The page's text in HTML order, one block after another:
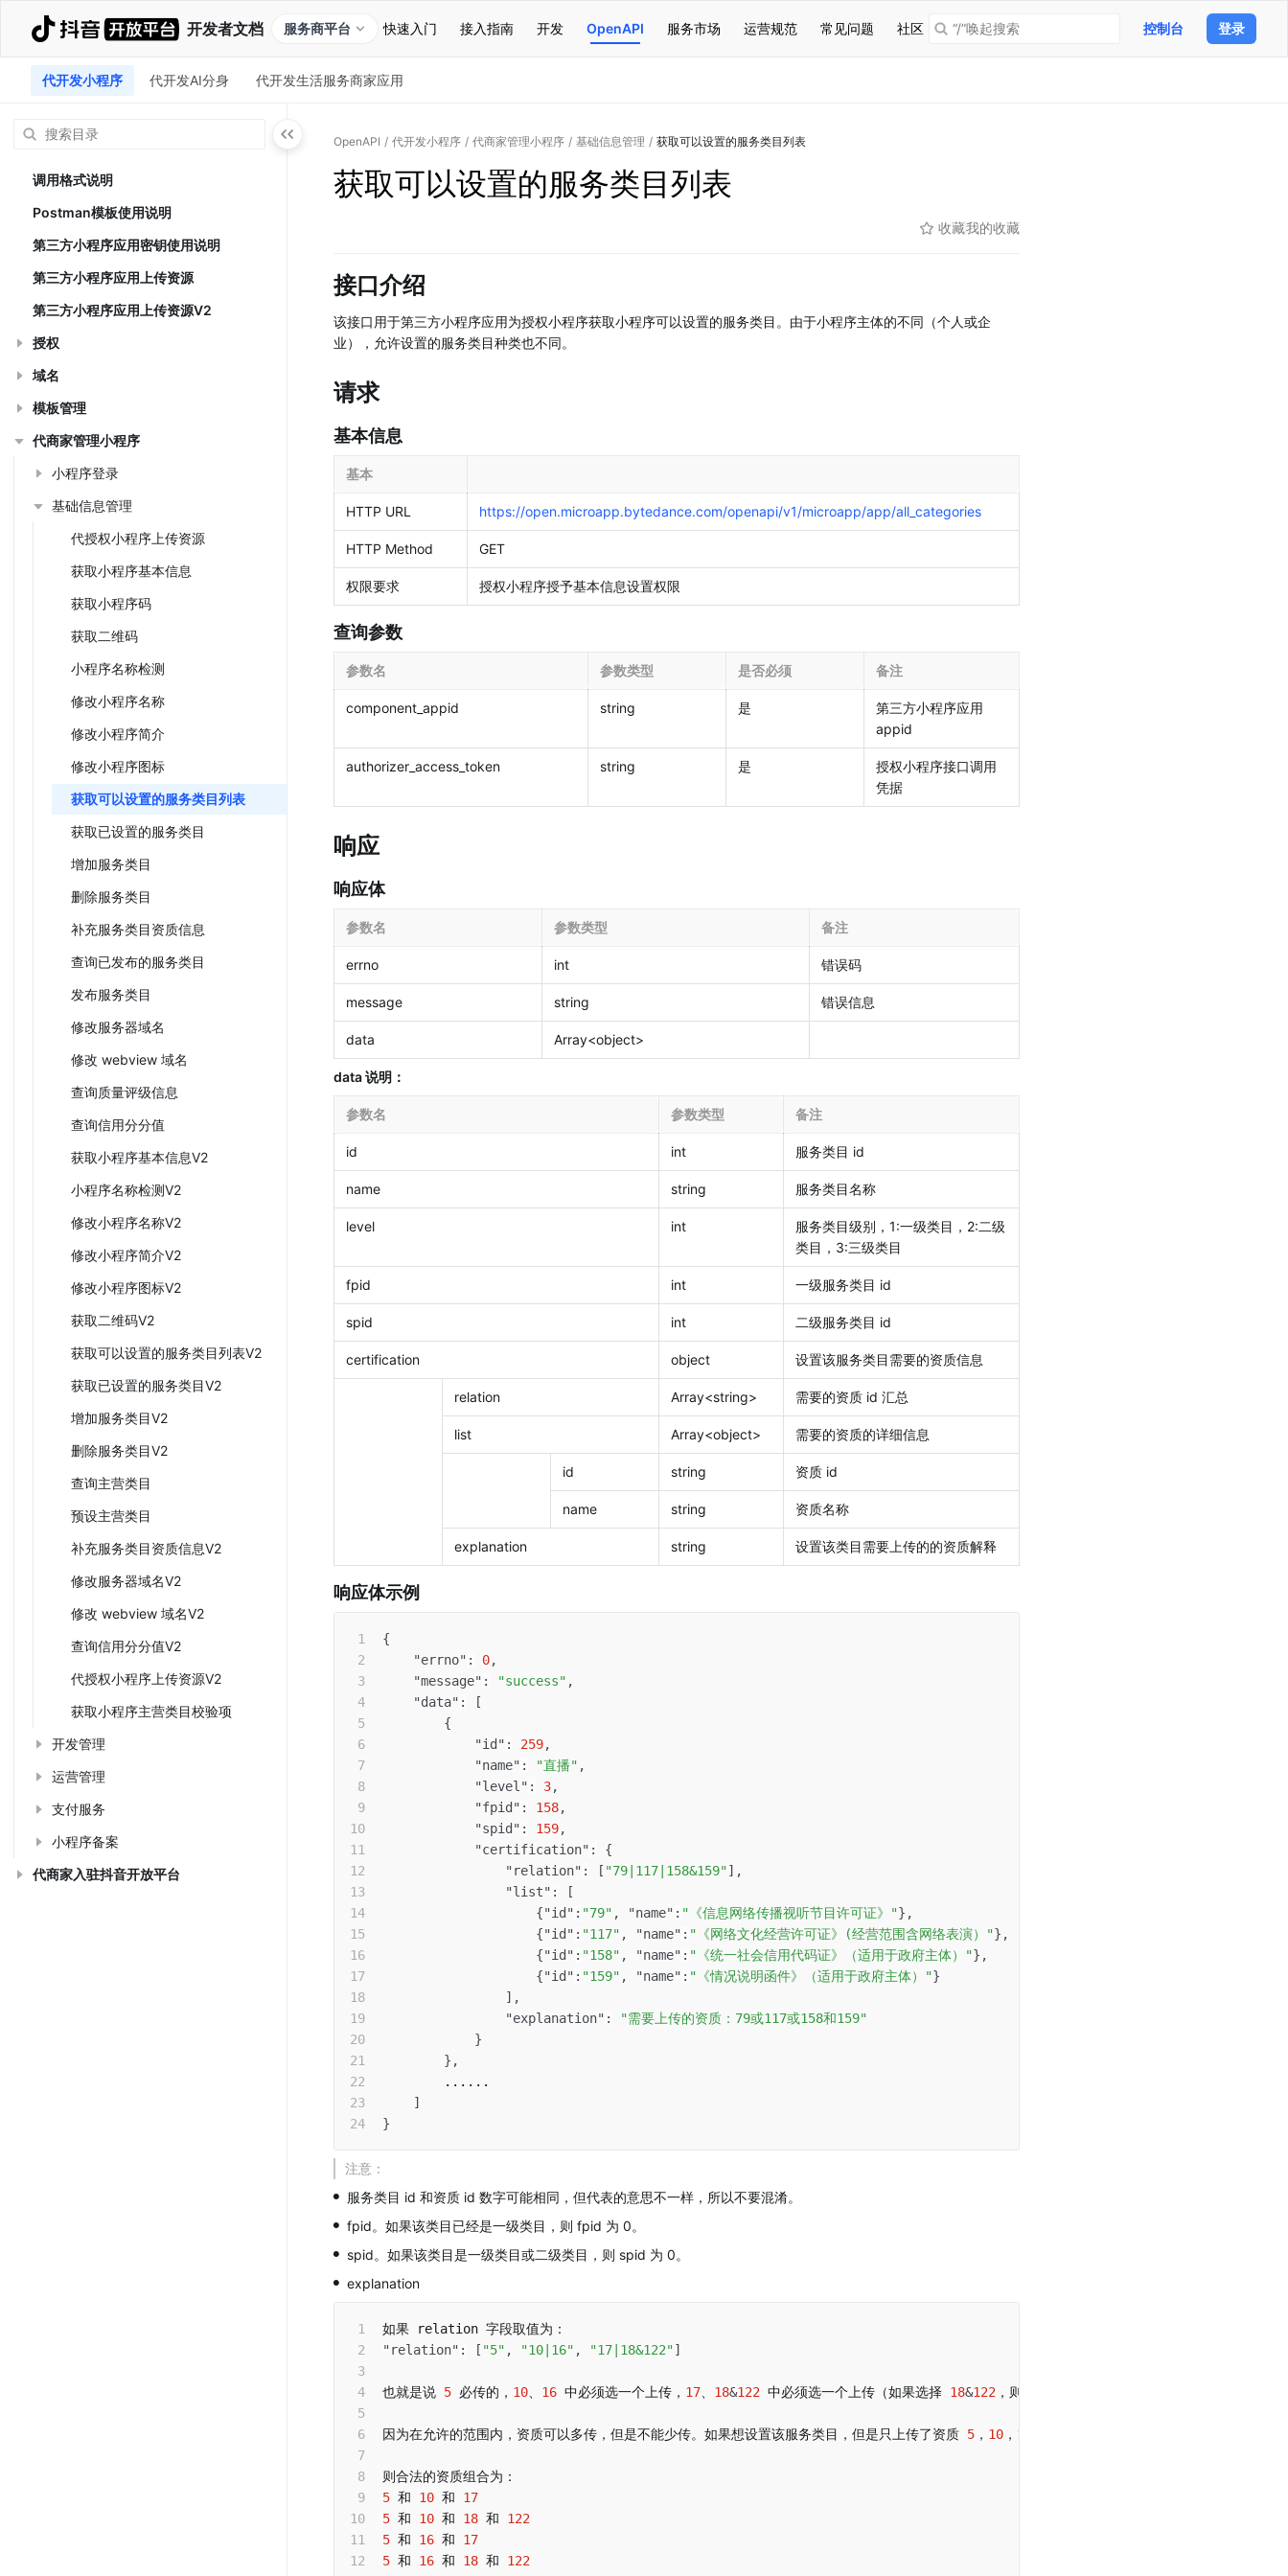
开发者文档 服务商平台 快速入门 接入指南 开发 OpenAPI 服务市场 运营规范 常见问题 社区 “/”唤起搜索 控制台 登录
代开发小程序 代开发AI分身 代开发生活服务商家应用
调用格式说明
Postman模板使用说明
第三方小程序应用密钥使用说明
第三方小程序应用上传资源
第三方小程序应用上传资源V2
授权
域名
模板管理
代商家管理小程序
小程序登录
基础信息管理
代授权小程序上传资源
获取小程序基本信息
获取小程序码
获取二维码
小程序名称检测
修改小程序名称
修改小程序简介
修改小程序图标
获取可以设置的服务类目列表
获取已设置的服务类目
增加服务类目
删除服务类目
补充服务类目资质信息
查询已发布的服务类目
发布服务类目
修改服务器域名
修改 webview 域名
查询质量评级信息
查询信用分分值
获取小程序基本信息V2
小程序名称检测V2
修改小程序名称V2
修改小程序简介V2
修改小程序图标V2
获取二维码V2
获取可以设置的服务类目列表V2
获取已设置的服务类目V2
增加服务类目V2
删除服务类目V2
查询主营类目
预设主营类目
补充服务类目资质信息V2
修改服务器域名V2
修改 webview 域名V2
查询信用分分值V2
代授权小程序上传资源V2
获取小程序主营类目校验项
开发管理
运营管理
支付服务
小程序备案
代商家入驻抖音开放平台
OpenAPI / 代开发小程序 / 代商家管理小程序 / 基础信息管理 / 获取可以设置的服务类目列表
获取可以设置的服务类目列表
收藏我的收藏
接口介绍
该接口用于第三方小程序应用为授权小程序获取小程序可以设置的服务类目。由于小程序主体的不同（个人或企
业），允许设置的服务类目种类也不同。
请求
基本信息
基本
HTTP URL https://open.microapp.bytedance.com/openapi/v1/microapp/app/all_categories
HTTP Method GET
权限要求 授权小程序授予基本信息设置权限
查询参数
参数名 参数类型 是否必须 备注
component_appid string 是
第三方小程序应用
appid
authorizer_access_token string 是
授权小程序接口调用
凭据
响应
响应体
参数名 参数类型 备注
errno int 错误码
message string 错误信息
data Array<object>
data 说明：
参数名 参数类型 备注
id int 服务类目 id
name string 服务类目名称
level int
服务类目级别，1:一级类目，2:二级
类目，3:三级类目
fpid int 一级服务类目 id
spid int 二级服务类目 id
certification object 设置该服务类目需要的资质信息
relation Array<string> 需要的资质 id 汇总
list Array<object> 需要的资质的详细信息
id string 资质 id
name string 资质名称
explanation string 设置该类目需要上传的的资质解释
响应体示例
{
"errno" : 0,
"message" : "success" ,
"data" :
[
{
"id" : 259,
"name" : "直播" ,
"level" : 3,
"fpid" : 158,
"spid" : 159,
"certification" :
{
"relation" : [ "79|117|158&159"] ,
"list" :
[
{"id" : "79" , "name" : "《信息网络传播视听节目许可证》"} ,
{"id" : "117" , "name" : "《网络文化经营许可证》(经营范围含网络表演）"} ,
{"id" : "158" , "name" : "《统一社会信用代码证》（适用于政府主体）"} ,
{"id" : "159" , "name" : "《情况说明函件》（适用于政府主体）"}
] ,
"explanation" :
"需要上传的资质：79或117或158和159"
}
} ,
        ......
]
}
注意：
• 服务类目 id 和资质 id 数字可能相同，但代表的意思不一样，所以不要混淆。
• fpid。如果该类目已经是一级类目，则 fpid 为 0。
• spid。如果该类目是一级类目或二级类目，则 spid 为 0。
• explanation
"relation" : [ "5" , "10|16" , "17|18&122"]
也就是说 5 必传的， 10 16 中必须选一个上传， 17 18&122 中必须选一个上传（如果选择 18&122 ，则
因为在允许的范围内，资质可以多传，但是不能少传。如果想设置该服务类目，但是只上传了资质 5 ， 10 ， 18
5 和 10 和 17
5 和 10 和 18 和 122
5 和 16 和 17
5 和 16 和 18 和 122